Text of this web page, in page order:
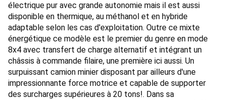
électrique pur avec grande autonomie mais il est aussi
disponible en thermique, au méthanol et en hybride
adaptable selon les cas d'exploitation. Outre ce mixte
énergétique ce modèle est le premier du genre en mode
8x4 avec transfert de charge alternatif et intégrant un
châssis à commande filaire, une première ici aussi. Un
surpuissant camion minier disposant par ailleurs d'une
impressionnante force motrice et capable de supporter
des surcharges supérieures à 20 tons!. Dans sa